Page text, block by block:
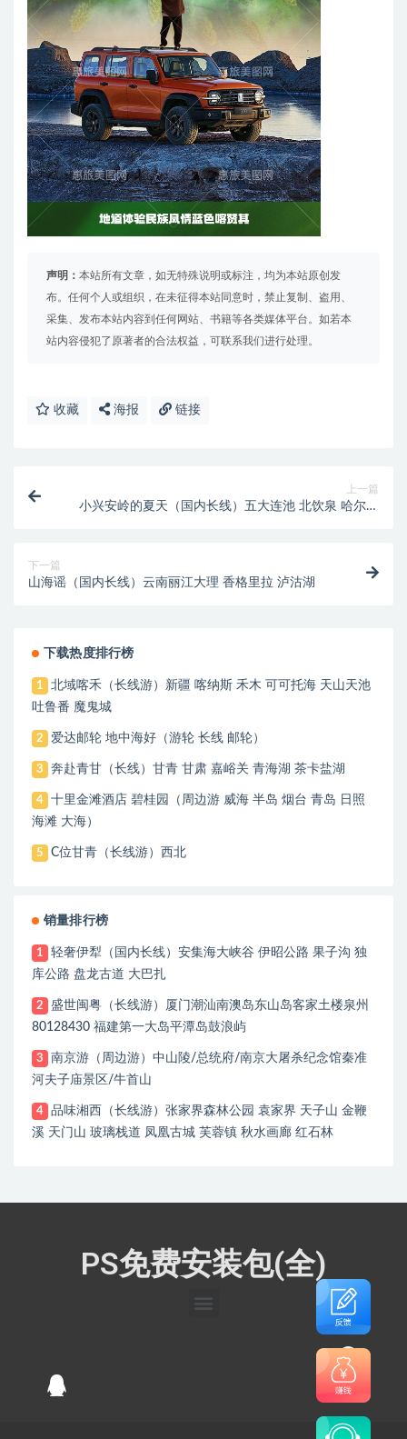
声明： 本站所有文章，如无特殊说明或标注，均为本站原创发
布。任何个人或组织，在未征得本站同意时，禁止复制、盗用、
采集、发布本站内容到任何网站、书籍等各类媒体平台。如若本
站内容侵犯了原著者的合法权益，可联系我们进行处理。
收藏 海报 链接
上一篇
小兴安岭的夏天（国内长线）五大连池 北饮泉 哈尔滨
下一篇
山海谣（国内长线）云南丽江大理 香格里拉 泸沽湖
下载热度排行榜
1
北域喀禾（长线游）新疆 喀纳斯 禾木 可可托海 天山天池
吐鲁番 魔鬼城
2 爱达邮轮 地中海好（游轮 长线 邮轮）
3 奔赴青甘（长线）甘青 甘肃 嘉峪关 青海湖 茶卡盐湖
4
十里金滩酒店 碧桂园（周边游 威海 半岛 烟台 青岛 日照
海滩 大海）
5 C位甘青（长线游）西北
销量排行榜
1
轻奢伊犁（国内长线）安集海大峡谷 伊昭公路 果子沟 独
库公路 盘龙古道 大巴扎
2
盛世闽粤（长线游）厦门潮汕南澳岛东山岛客家土楼泉州
80128430 福建第一大岛平潭岛鼓浪屿
3
南京游（周边游）中山陵/总统府/南京大屠杀纪念馆秦准
河夫子庙景区/牛首山
4
品味湘西（长线游）张家界森林公园 袁家界 天子山 金鞭
溪 天门山 玻璃栈道 凤凰古城 芙蓉镇 秋水画廊 红石林
PS免费安装包(全)